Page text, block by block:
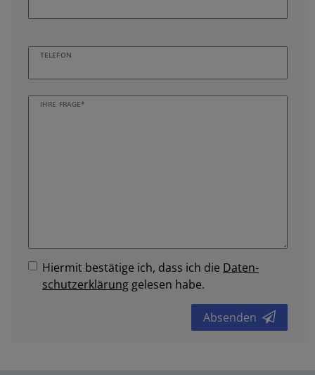
TELEFON
IHRE FRAGE*
Hiermit bestätige ich, dass ich die Daten­
schutz­erklärung gelesen habe.
Absenden